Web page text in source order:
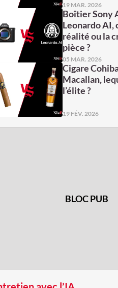
19 MAR. 2026
Boîtier Sony
Leonardo AI,
réalité ou la
pièce ?
05 MAR. 2026
Cigare
Macallan,
l’élite ?
19 FÉV. 2026
BLOC PUB